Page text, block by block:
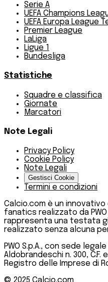
Serie A
UEFA Champions
UEFA Europa League
Premier League
LaLiga
Ligue 1
Bundesliga
Statistiche
Squadre e classifica
Giornate
Marcatori
Note Legali
Privacy Policy
Cookie Policy
Note Legali
Gestisci Cookie
Termini e condizioni
Calcio.com è un
fanatics realizzato da
rappresenta una testata
realizzato senza alcuna
PWO S.p.A., con sede
Aldobrandeschi n. 300, C.F.
Registro delle Imprese di